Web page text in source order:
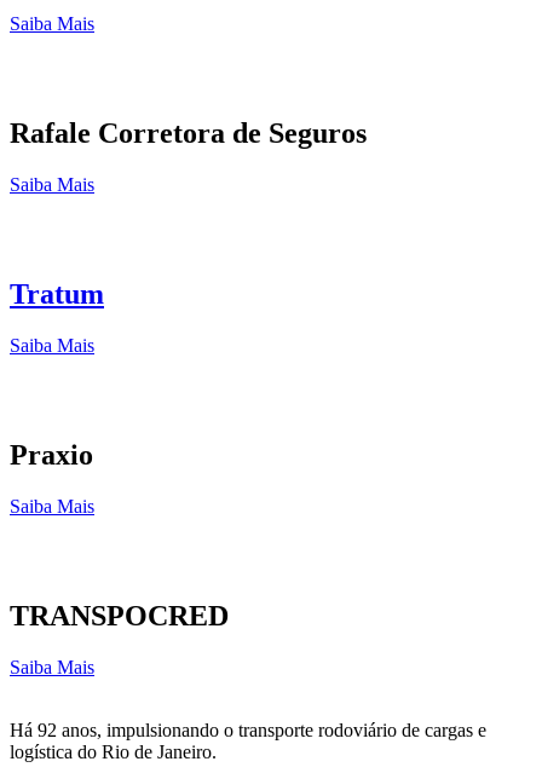
Saiba Mais
Rafale Corretora de Seguros
Saiba Mais
Tratum
Saiba Mais
Praxio
Saiba Mais
TRANSPOCRED
Saiba Mais
Há 92 anos, impulsionando o transporte rodoviário de cargas e
logística do Rio de Janeiro.